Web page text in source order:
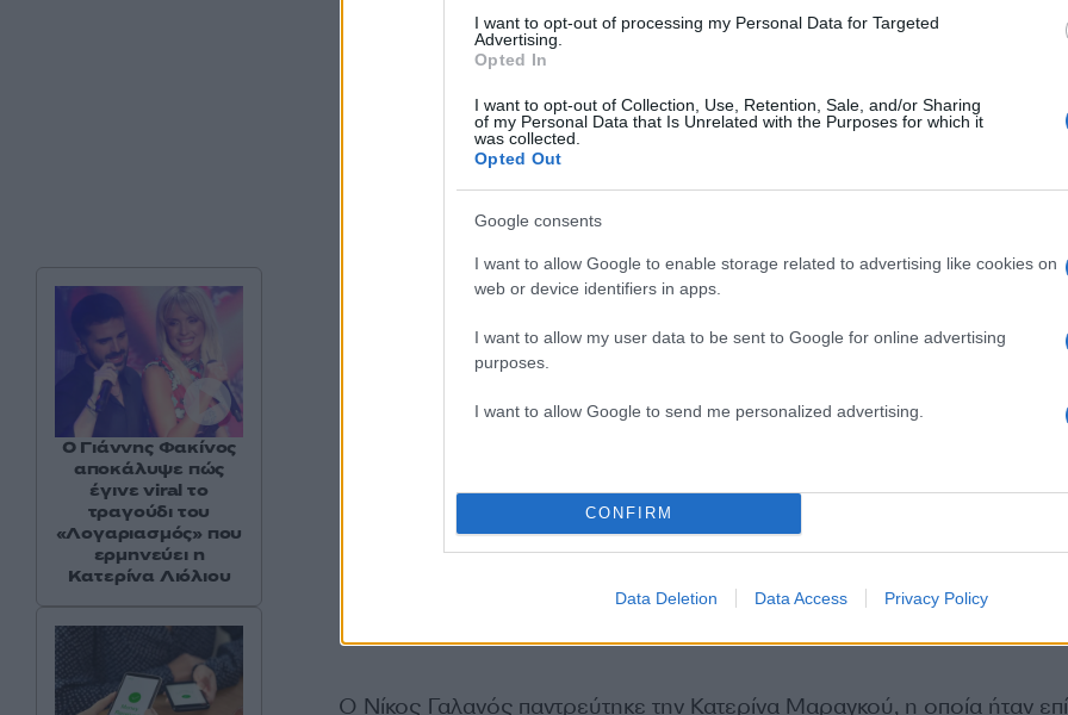
I want to opt-out of processing my Personal Data for Targeted
Advertising.
Opted In
I want to opt-out of Collection, Use, Retention, Sale, and/or Sharing
of my Personal Data that Is Unrelated with the Purposes for which it
was collected.
Opted Out
Google consents
I want to allow Google to enable storage related to advertising like cookies on
web or device identifiers in apps.
I want to allow my user data to be sent to Google for online advertising
purposes.
I want to allow Google to send me personalized advertising.
CONFIRM
Data Deletion Data Access Privacy Policy
Ο Νίκος Γαλανός παντρεύτηκε την Κατερίνα Μαραγκού, η οποία ήταν
Ο Γιάννης Φακίνος
αποκάλυψε πώς
έγινε viral το
τραγούδι του
«Λογαριασμός» που
ερμηνεύει η
Κατερίνα Λιόλιου